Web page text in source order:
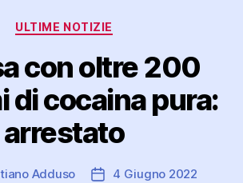
Categorie
ULTIME NOTIZIE
con oltre 200
di cocaina pura:
arrestato
Adduso
Data4 Giugno 2022